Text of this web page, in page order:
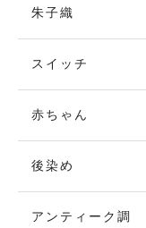
朱子織
スイッチ
赤ちゃん
後染め
アンティーク調